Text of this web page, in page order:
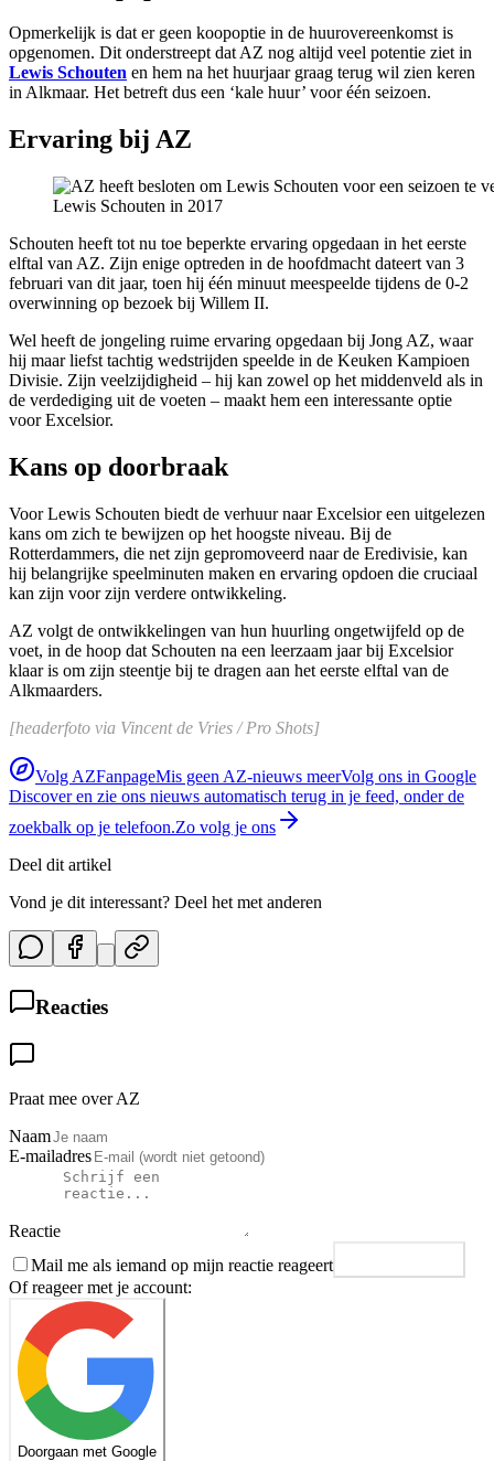
Opmerkelijk is dat er geen koopoptie in de huurovereenkomst is
opgenomen. Dit onderstreept dat AZ nog altijd veel potentie ziet in
Lewis Schouten en hem na het huurjaar graag terug wil zien keren
in Alkmaar. Het betreft dus een ‘kale huur’ voor één seizoen.
Ervaring bij AZ
Lewis Schouten in 2017
Schouten heeft tot nu toe beperkte ervaring opgedaan in het eerste
elftal van AZ. Zijn enige optreden in de hoofdmacht dateert van 3
februari van dit jaar, toen hij één minuut meespeelde tijdens de 0-2
overwinning op bezoek bij Willem II.
Wel heeft de jongeling ruime ervaring opgedaan bij Jong AZ, waar
hij maar liefst tachtig wedstrijden speelde in de Keuken Kampioen
Divisie. Zijn veelzijdigheid – hij kan zowel op het middenveld als in
de verdediging uit de voeten – maakt hem een interessante optie
voor Excelsior.
Kans op doorbraak
Voor Lewis Schouten biedt de verhuur naar Excelsior een uitgelezen
kans om zich te bewijzen op het hoogste niveau. Bij de
Rotterdammers, die net zijn gepromoveerd naar de Eredivisie, kan
hij belangrijke speelminuten maken en ervaring opdoen die cruciaal
kan zijn voor zijn verdere ontwikkeling.
AZ volgt de ontwikkelingen van hun huurling ongetwijfeld op de
voet, in de hoop dat Schouten na een leerzaam jaar bij Excelsior
klaar is om zijn steentje bij te dragen aan het eerste elftal van de
Alkmaarders.
[headerfoto via Vincent de Vries / Pro Shots]
Volg AZFanpageMis geen AZ-nieuws meerVolg ons in Google
Discover en zie ons nieuws automatisch terug in je feed, onder de
zoekbalk op je telefoon.Zo volg je ons
Deel dit artikel
Vond je dit interessant? Deel het met anderen
Reacties
Praat mee over AZ
Naam
E-mailadres
Reactie
Mail me als iemand op mijn reactie reageert
Of reageer met je account:
Doorgaan met Google